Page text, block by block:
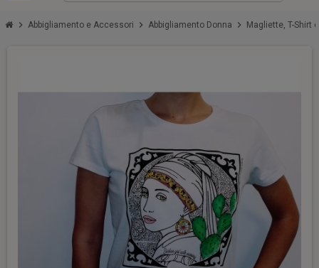
chevron_right Abbigliamento e Accessori chevron_right Abbigliamento Donna chevron_right Magliette, T-Shirt